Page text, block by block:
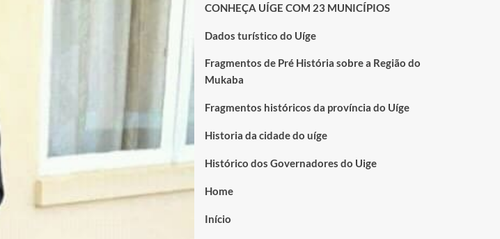
CONHEÇA UÍGE COM 23 MUNICÍPIOS
Dados turístico do Uíge
Fragmentos de Pré História sobre a Região do
Mukaba
Fragmentos históricos da província do Uíge
Historia da cidade do uíge
Histórico dos Governadores do Uige
Home
Início